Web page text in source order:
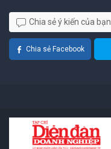
Chia sẻ ý kiến của bạn
Chia sẻ Facebook